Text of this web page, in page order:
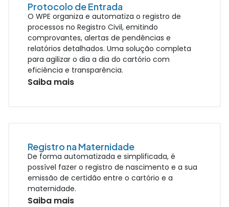
Protocolo de Entrada
O WPE organiza e automatiza o registro de
processos no Registro Civil, emitindo
comprovantes, alertas de pendências e
relatórios detalhados. Uma solução completa
para agilizar o dia a dia do cartório com
eficiência e transparência.
Saiba mais
Registro na Maternidade
De forma automatizada e simplificada, é
possível fazer o registro de nascimento e a sua
emissão de certidão entre o cartório e a
maternidade.
Saiba mais